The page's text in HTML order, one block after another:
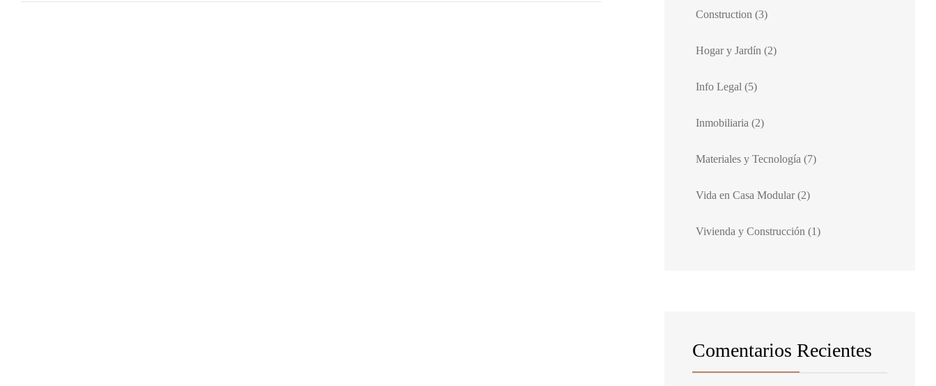
Construction (3)
Hogar y Jardín (2)
Info Legal (5)
Inmobiliaria (2)
Materiales y Tecnología (7)
Vida en Casa Modular (2)
Vivienda y Construcción (1)
Comentarios Recientes